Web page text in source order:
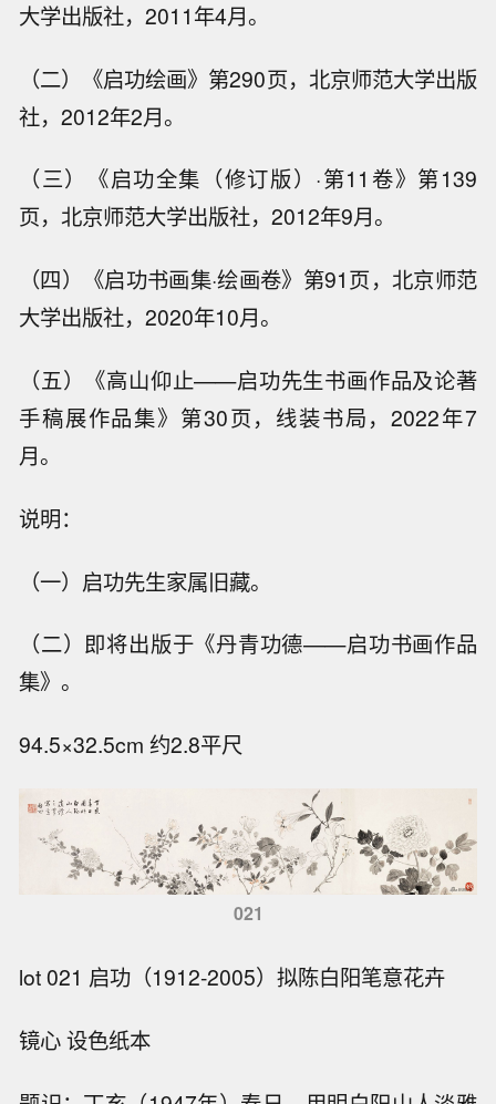
大学出版社，2011年4月。
（二）《启功绘画》第290页，北京师范大学出版
社，2012年2月。
（三）《启功全集（修订版）·第11卷》第139
页，北京师范大学出版社，2012年9月。
（四）《启功书画集·绘画卷》第91页，北京师范
大学出版社，2020年10月。
（五）《高山仰止——启功先生书画作品及论著
手稿展作品集》第30页，线装书局，2022年7
月。
说明：
（一）启功先生家属旧藏。
（二）即将出版于《丹青功德——启功书画作品
集》。
94.5×32.5cm 约2.8平尺
021
lot 021 启功（1912-2005）拟陈白阳笔意花卉
镜心 设色纸本